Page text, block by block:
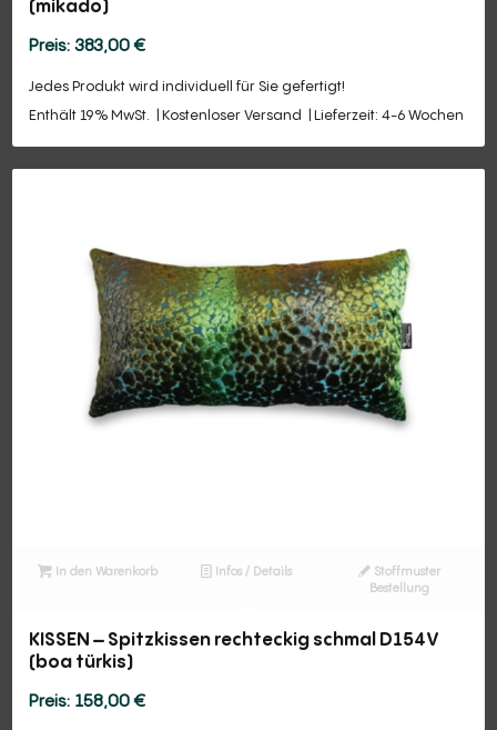
(mikado)
383,00€
Jedes Produkt wird individuell für Sie gefertigt!
Enthält 19% MwSt.
Kostenloser Versand Lieferzeit: 4-6 Wochen
In den Warenkorb Infos / Details
Stoffmuster
Bestellung
KISSEN – Spitzkissen rechteckig schmal D154V
(boa türkis)
158,00€